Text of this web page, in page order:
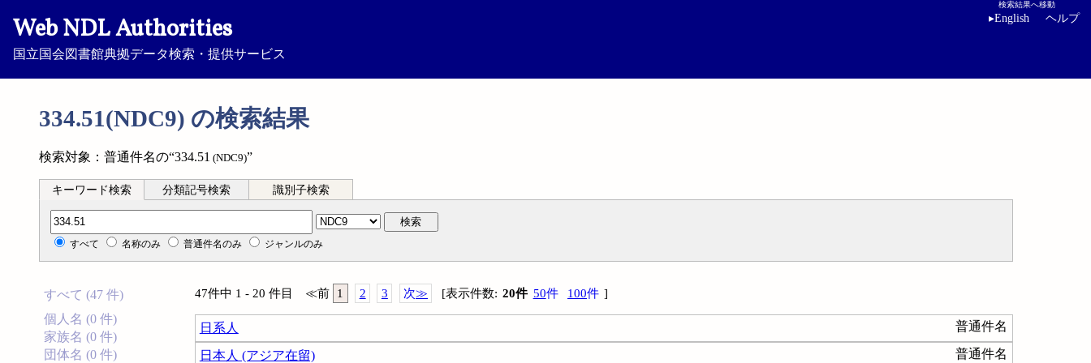
Web NDL Authorities
国立国会図書館典拠データ検索・提供サービス
検索結果へ移動
▸English ヘルプ
334.51(NDC9) の検索結果
検索対象：普通件名の“334.51 (NDC9)”
キーワード検索 分類記号検索 識別子検索
分類記号検索 検索
すべて 名称のみ 普通件名のみ ジャンルのみ
すべて (47 件)
個人名 (0 件)
家族名 (0 件)
団体名 (0 件)
47件中 1 - 20 件目 ≪前 1 2 3 次≫ [表示件数: 20件 50件 100件 ]
日系人 普通件名
日本人 (アジア在留) 普通件名